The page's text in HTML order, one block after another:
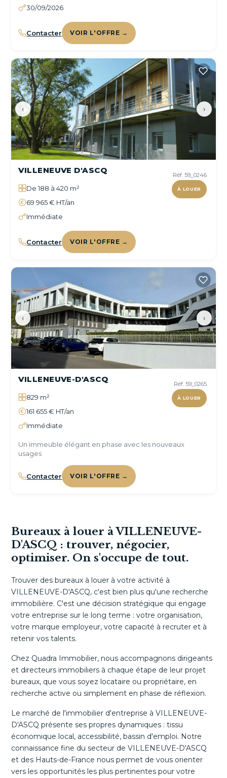
30/09/2026
Contacter VOIR L'OFFRE →
‹ ›
Réf. 59_0246
À LOUER
VILLENEUVE D'ASCQ
De 188 à 420 m²
69 965 € HT/an
Immédiate
Contacter VOIR L'OFFRE →
‹ ›
Réf. 59_0265
À LOUER
VILLENEUVE-D'ASCQ
829 m²
161 655 € HT/an
Immédiate
Un immeuble élégant en phase avec les nouveaux
usages
Contacter VOIR L'OFFRE →
Bureaux à louer à VILLENEUVE-
D'ASCQ : trouver, négocier,
optimiser. On s'occupe de tout.
Trouver des bureaux à louer à votre activité à
VILLENEUVE-D'ASCQ, c'est bien plus qu'une recherche
immobilière. C'est une décision stratégique qui engage
votre entreprise sur le long terme : votre organisation,
votre marque employeur, votre capacité à recruter et à
retenir vos talents.
Chez Quadra Immobilier, nous accompagnons dirigeants
et directeurs immobiliers à chaque étape de leur projet
bureaux, que vous soyez locataire ou propriétaire, en
recherche active ou simplement en phase de réflexion.
Le marché de l'immobilier d'entreprise à VILLENEUVE-
D'ASCQ présente ses propres dynamiques : tissu
économique local, accessibilité, bassin d'emploi. Notre
connaissance fine du secteur de VILLENEUVE-D'ASCQ
et des Hauts-de-France nous permet de vous orienter
vers les opportunités les plus pertinentes pour votre